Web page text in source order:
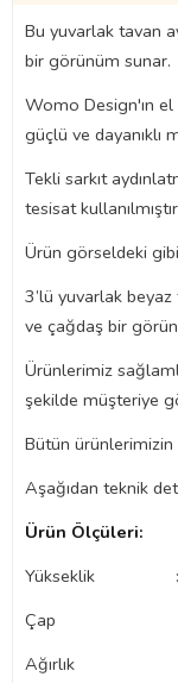
Bu yuvarlak tavan
bir görünüm sunar.
Womo Design'ın el
güçlü ve
Tekli sarkıt
tesisat
Ürün görseldeki
3’lü yuvarlak
ve çağdaş bir
Ürünlerimiz
şekilde müşteriye
Bütün ürünlerimizin
Aşağıdan teknik
Ürün Ölçüleri:
Yükseklik :
Çap : 8
Ağırlık :